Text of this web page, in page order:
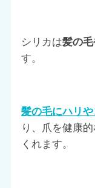
シリカは髪の
す。
髪の毛にハリ
り、爪を健康
くれます。